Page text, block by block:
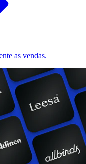
as vendas.